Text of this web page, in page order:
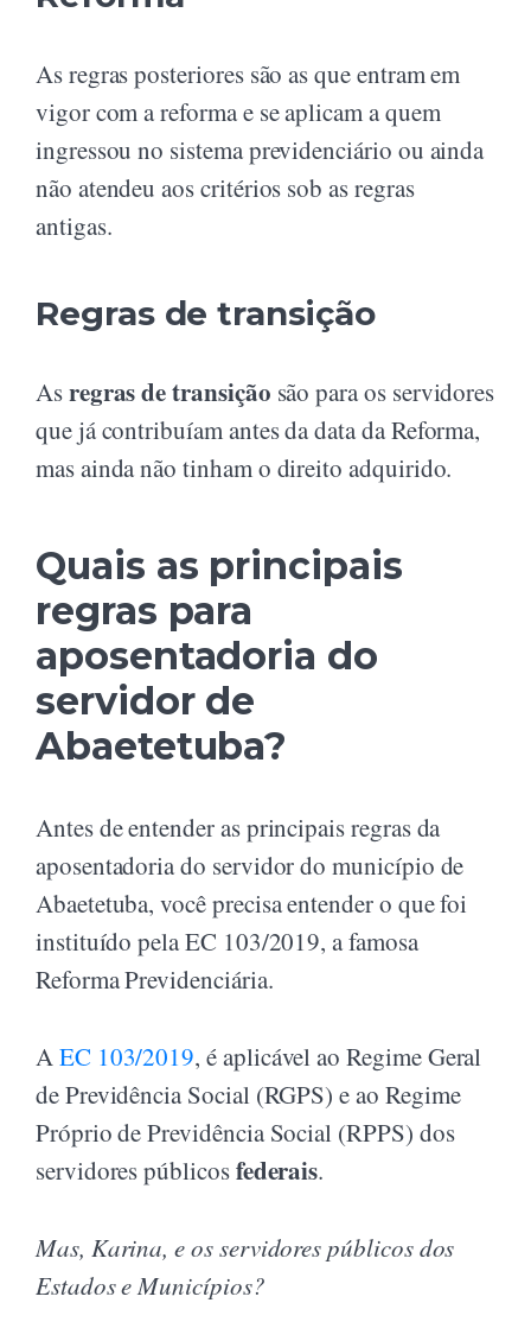
As regras posteriores são as que entram em
vigor com a reforma e se aplicam a quem
ingressou no sistema previdenciário ou ainda
não atendeu aos critérios sob as regras
antigas.
Regras de transição
Asregras de transição são para os servidores
que já contribuíam antes da data da Reforma,
mas ainda não tinham o direito adquirido.
Quais as principais
regras para
aposentadoria do
servidor de
Abaetetuba?
Antes de entender as principais regras da
aposentadoria do servidor do município de
Abaetetuba, você precisa entender o que foi
instituído pela EC 103/2019, a famosa
Reforma Previdenciária.
AEC 103/2019, é aplicável ao Regime Geral
de Previdência Social (RGPS) e ao Regime
Próprio de Previdência Social (RPPS) dos
servidores públicosfederais.
Mas, Karina, e os servidores públicos dos
Estados e Municípios?